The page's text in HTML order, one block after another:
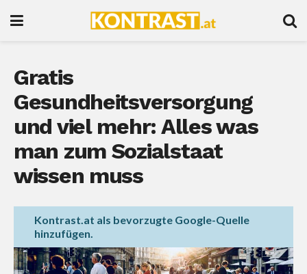
Gratis
Gesundheitsversorgung
und viel mehr: Alles was
man zum Sozialstaat
wissen muss
Kontrast.at als bevorzugte Google-Quelle
hinzufügen.